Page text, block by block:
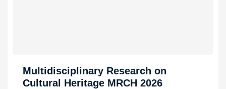
Multidisciplinary Research on
Cultural Heritage MRCH 2026